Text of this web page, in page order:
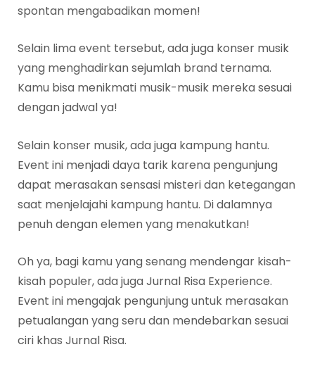
spontan mengabadikan momen!
Selain lima event tersebut, ada juga konser musik
yang menghadirkan sejumlah brand ternama.
Kamu bisa menikmati musik-musik mereka sesuai
dengan jadwal ya!
Selain konser musik, ada juga kampung hantu.
Event ini menjadi daya tarik karena pengunjung
dapat merasakan sensasi misteri dan ketegangan
saat menjelajahi kampung hantu. Di dalamnya
penuh dengan elemen yang menakutkan!
Oh ya, bagi kamu yang senang mendengar kisah-
kisah populer, ada juga Jurnal Risa Experience.
Event ini mengajak pengunjung untuk merasakan
petualangan yang seru dan mendebarkan sesuai
ciri khas Jurnal Risa.